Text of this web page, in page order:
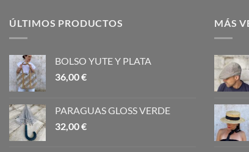
ÚLTIMOS PRODUCTOS
BOLSO YUTE Y PLATA
36,00€
PARAGUAS GLOSS VERDE
32,00€
MÁS